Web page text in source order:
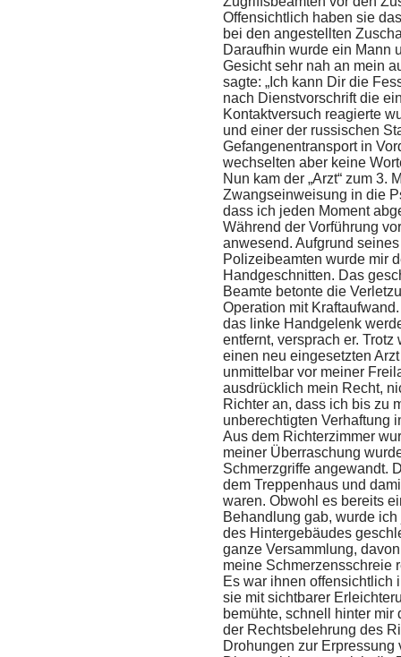
Offensichtlich haben sie
bei den angestellten
Daraufhin wurde ein Mann
Gesicht sehr nah an mein
sagte: „Ich kann Dir die
nach Dienstvorschrift die
Kontaktversuch reagierte
und einer der russischen
Gefangenentransport in
wechselten aber keine
Nun kam der „Arzt“ zum 3.
Zwangseinweisung in die
dass ich jeden Moment
Während der Vorführung
anwesend. Aufgrund
Polizeibeamten wurde mir
Handgeschnitten. Das
Beamte betonte die
Operation mit
das linke Handgelenk
entfernt, versprach er.
einen neu eingesetzten
unmittelbar vor meiner
ausdrücklich mein Recht,
Richter an, dass ich bis zu
unberechtigten Verhaftung
Aus dem Richterzimmer
meiner Überraschung
Schmerzgriffe angewandt.
dem Treppenhaus und
waren. Obwohl es bereits
Behandlung gab, wurde
des Hintergebäudes
ganze Versammlung,
meine Schmerzensschreie
Es war ihnen offensichtlich
sie mit sichtbarer
bemühte, schnell hinter
der Rechtsbelehrung des
Drohungen zur